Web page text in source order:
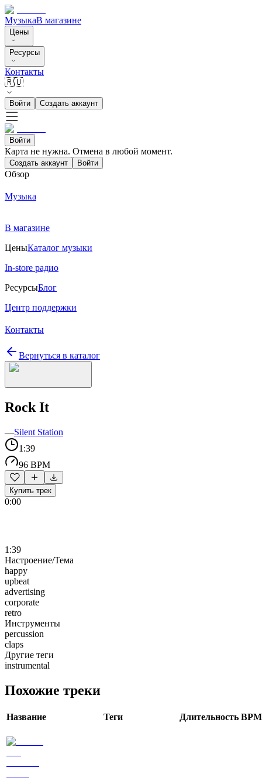
МузыкаВ магазине
Цены
Ресурсы
Контакты
🇷🇺
Войти Создать аккаунт
Войти
Карта не нужна. Отмена в любой момент.
Создать аккаунт Войти
Обзор
Музыка
В магазине
ЦеныКаталог музыки
In-store радио
РесурсыБлог
Центр поддержки
Контакты
Вернуться в каталог
Rock It
—Silent Station
1:39
96 BPM
Купить трек
0:00
1:39
Настроение/Тема
happy
upbeat
advertising
corporate
retro
Инструменты
percussion
claps
Другие теги
instrumental
Похожие треки
Название Теги Длительность BPM